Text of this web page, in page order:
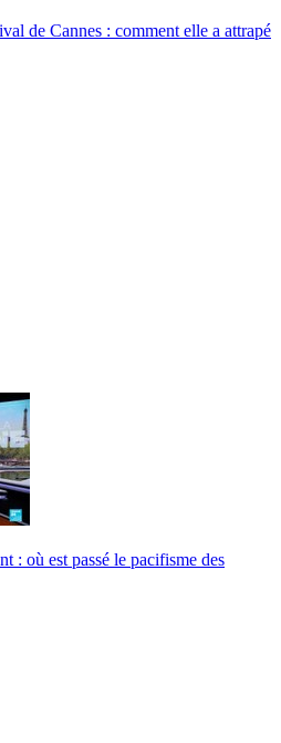
de Cannes : comment elle a attrapé
: où est passé le pacifisme des